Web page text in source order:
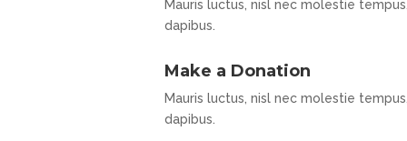
Mauris luctus, nisl nec molestie
dapibus.
Make a Donation
Mauris luctus, nisl nec molestie
dapibus.